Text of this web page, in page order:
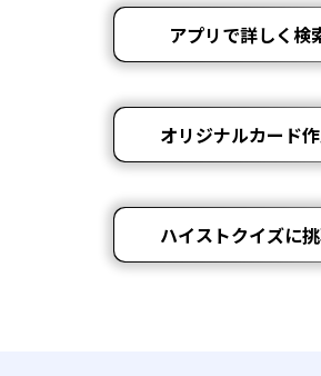
アプリで詳しく検
オリジナルカード
ハイストクイズに